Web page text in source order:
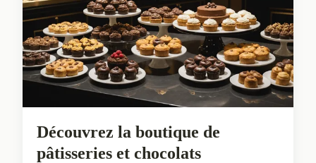
Découvrez la boutique de
pâtisseries et chocolats